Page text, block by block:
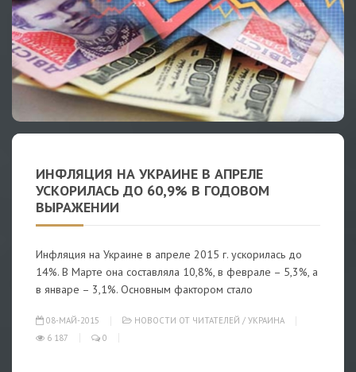
ИНФЛЯЦИЯ НА УКРАИНЕ В АПРЕЛЕ
УСКОРИЛАСЬ ДО 60,9% В ГОДОВОМ
ВЫРАЖЕНИИ
Инфляция на Украине в апреле 2015 г. ускорилась до
14%. В Марте она составляла 10,8%, в феврале – 5,3%, а
в январе – 3,1%. Основным фактором стало
08-МАЙ-2015 НОВОСТИ ОТ ЧИТАТЕЛЕЙ / УКРАИНА
6 187
0